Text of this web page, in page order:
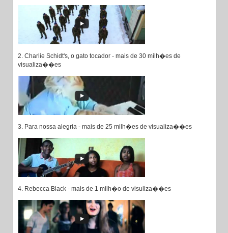
2. Charlie Schidt's, o gato tocador - mais de 30 milh�es de
visualiza��es
3. Para nossa alegria - mais de 25 milh�es de visualiza��es
4. Rebecca Black - mais de 1 milh�o de visuliza��es